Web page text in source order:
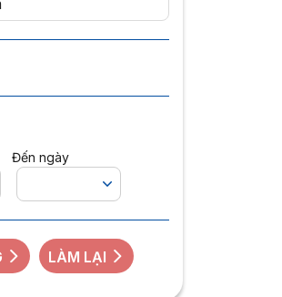
Đến ngày
LÀM LẠI